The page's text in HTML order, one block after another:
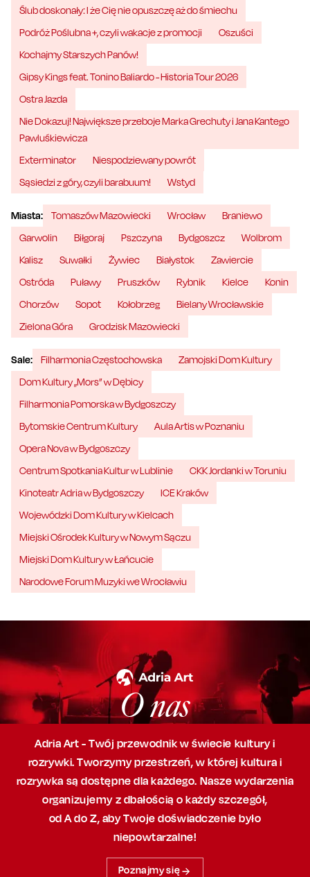
Ślub doskonały: I że Cię nie opuszczę aż do śmiechu
Podróż Poślubna +, czyli wakacje z promocji
Oszuści
Kochajmy Starszych Panów!
Gipsy Kings feat. Tonino Baliardo - Historia Tour 2026
Ostra Jazda
Nie Dokazuj! Największe przeboje Marka Grechuty i Jana Kantego
Pawluśkiewicza
Exterminator
Niespodziewany powrót
Sąsiedzi z góry, czyli barabuum!
Wstyd
Miasta: Tomaszów Mazowiecki Wrocław
Braniewo
Garwolin
Biłgoraj Pszczyna Bydgoszcz
Wolbrom
Kalisz
Suwałki Żywiec Białystok
Zawiercie
Ostróda
Puławy Pruszków Rybnik Kielce
Konin
Chorzów
Sopot Kołobrzeg
Bielany Wrocławskie
Zielona Góra
Grodzisk Mazowiecki
Sale: Filharmonia Częstochowska
Zamojski Dom Kultury
Dom Kultury „Mors” w Dębicy
Filharmonia Pomorska w Bydgoszczy
Bytomskie Centrum Kultury
Aula Artis w Poznaniu
Opera Nova w Bydgoszczy
Centrum Spotkania Kultur w Lublinie
CKK Jordanki w Toruniu
Kinoteatr Adria w Bydgoszczy
ICE Kraków
Wojewódzki Dom Kultury w Kielcach
Miejski Ośrodek Kultury w Nowym Sączu
Miejski Dom Kultury w Łańcucie
Narodowe Forum Muzyki we Wrocławiu
O nas
Adria Art - Twój przewodnik w świecie kultury i
rozrywki. Tworzymy przestrzeń,w której kultura i
rozrywka są dostępne dla każdego. Nasze wydarzenia
organizujemy z dbałością o każdy szczegół,
od A do Z, abyTwoje doświadczenie było
niepowtarzalne!
Poznajmy się